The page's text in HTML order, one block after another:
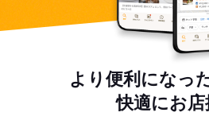
より便利になっ
快適にお店